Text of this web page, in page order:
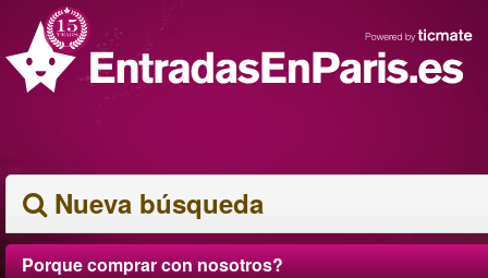
Nueva búsqueda
Porque comprar con nosotros?